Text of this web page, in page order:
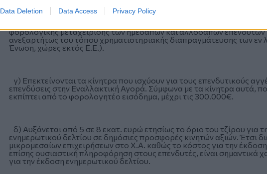
Data Deletion Data Access Privacy Policy
β) Μειώνεται από 15% σε 5% ο συντελεστής φορολογίας σε τόκους
αποκτούν φυσικά πρόσωπα - φορολογικοί κάτοικοι Ελλάδος. Έτσι
φορολογικής μεταχείρισης των ημεδαπών και αλλοδαπών επενδυτών
ανεξαρτήτως του τόπου χρηματιστηριακής διαπραγμάτευσης των
Ένωση, χώρες εκτός Ε.Ε.).
γ) Επεκτείνονται τα κίνητρα που ισχύουν για τους επενδυτικούς
επενδύσεις στην Εναλλακτική Αγορά. Σύμφωνα με τα κίνητρα αυτά,
εκπίπτει από το φορολογητέο εισόδημα, μέχρι τις 300.000€.
δ) Αυξάνεται από 5 σε 8 εκατ. ευρώ ετησίως το όριο του τζίρου για
ενημερωτικού δελτίου σε δημόσιες προσφορές κινητών αξιών. Έτσι
μικρομεσαίων επιχειρήσεων στο Χ.Α. καθώς το κόστος για την
επίσης ουσιαστική πληροφόρηση στους επενδυτές, είναι σημαντικά
για την έκδοση ενημερωτικού δελτίου.